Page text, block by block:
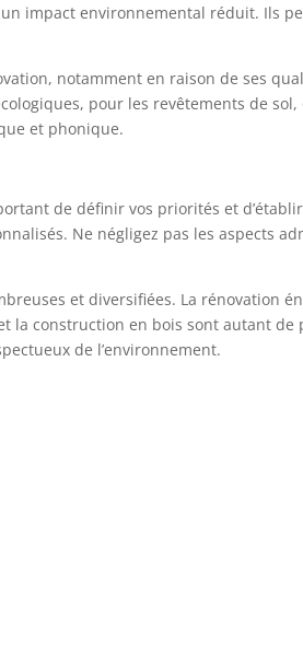
impact environnemental réduit. Ils
notamment en raison de ses
pour les revêtements de
et phonique.
de définir vos priorités et
Ne négligez pas les aspects
et diversifiées. La rénovation
la construction en bois sont autant de
de l’environnement.